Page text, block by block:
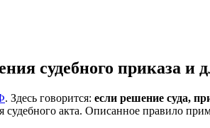
судебного приказа и
. Здесь говорится: если решение суда,
судебного акта. Описанное правило